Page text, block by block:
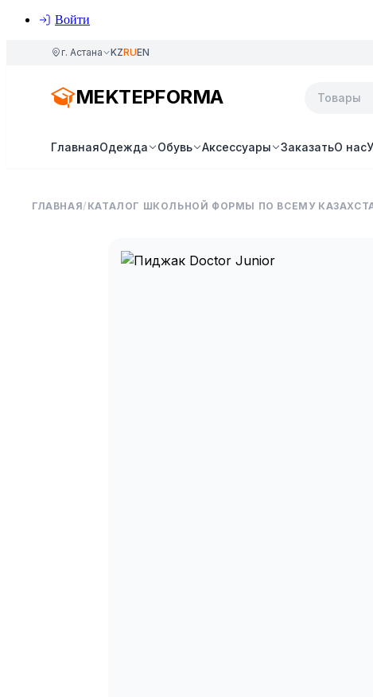
Войти
г. Астана KZRUEN
MEKTEPFORMA
ГлавнаяОдежда Обувь Аксессуары ЗаказатьО нас
ГЛАВНАЯ/ КАТАЛОГ ШКОЛЬНОЙ ФОРМЫ ПО ВСЕМУ